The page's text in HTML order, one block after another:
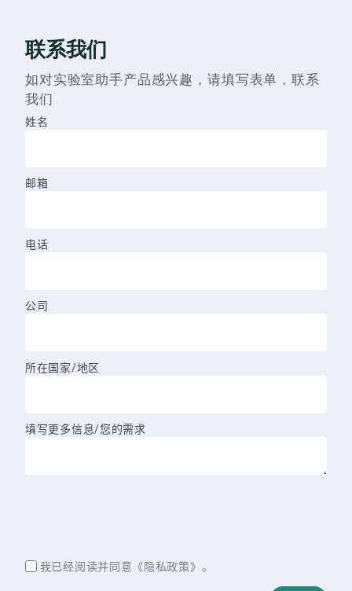
联系我们
如对实验室助手产品感兴趣，请填写表单，联系
我们
姓名
邮箱
电话
公司
所在国家/地区
填写更多信息/您的需求
我已经阅读并同意《隐私政策》。